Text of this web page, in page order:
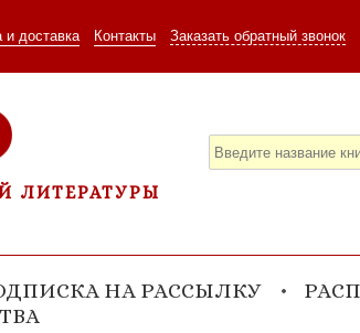
и доставка Контакты Заказать обратный звонок
ЛИТЕРАТУРЫ
НА РАССЫЛКУ